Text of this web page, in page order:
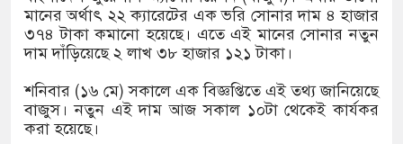
দুই ইসরায়েলি রিজার্ভ সেনা নিহত, সীমান্তে
ছয় বছরের শিশুকে ধর্ষণের অভিযোগে
মানের অর্থাৎ ২২ ক্যারেটের এক ভরি সোনার দাম ৪ হাজার
৩৭৪ টাকা কমানো হয়েছে। এতে এই মানের সোনার নতুন
দাম দাঁড়িয়েছে ২ লাখ ৩৮ হাজার ১২১ টাকা।
শনিবার (১৬ মে) সকালে এক বিজ্ঞপ্তিতে এই তথ্য জানিয়েছে
বাজুস। নতুন এই দাম আজ সকাল ১০টা থেকেই কার্যকর
করা হয়েছে।